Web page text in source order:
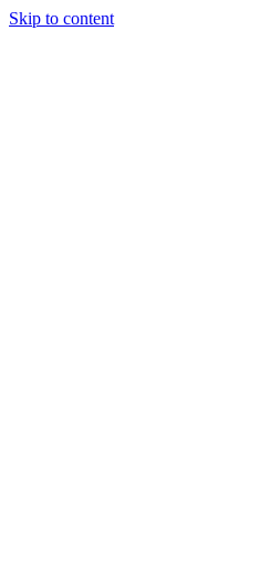
Skip to content